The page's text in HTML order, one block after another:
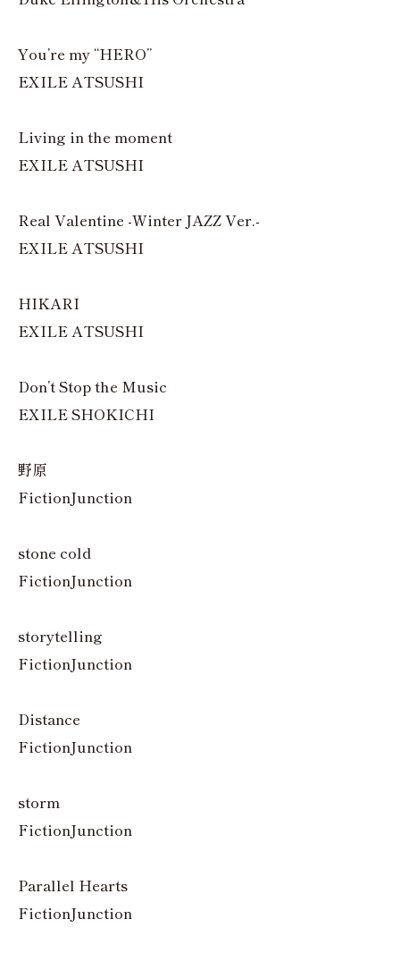
You’re my “HERO”
EXILE ATSUSHI
Living in the moment
EXILE ATSUSHI
Real Valentine -Winter JAZZ Ver.-
EXILE ATSUSHI
HIKARI
EXILE ATSUSHI
Don’t Stop the Music
EXILE SHOKICHI
野原
FictionJunction
stone cold
FictionJunction
storytelling
FictionJunction
Distance
FictionJunction
storm
FictionJunction
Parallel Hearts
FictionJunction